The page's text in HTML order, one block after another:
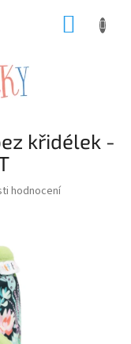
křidélek -
hodnocení